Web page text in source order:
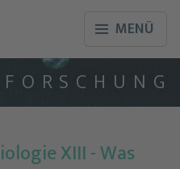
MENÜ
F O R S C H U N G
XIII - Was